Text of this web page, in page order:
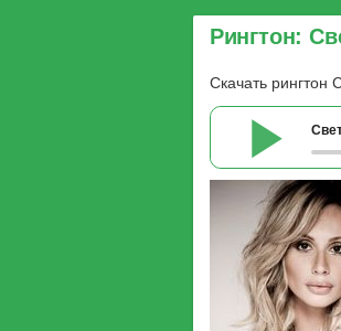
Рингтон:
Скачать